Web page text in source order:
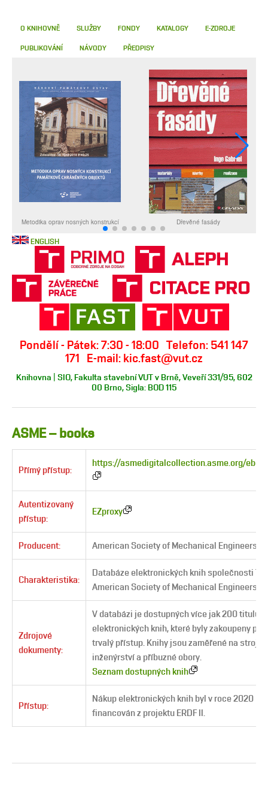
O KNIHOVNĚ SLUŽBY FONDY KATALOGY E-ZDROJE
PUBLIKOVÁNÍ NÁVODY PŘEDPISY
ENGLISH
Pondělí - Pátek: 7:30 - 18:00 Telefon: 541 147
171 E-mail: kic.fast@vut.cz
Knihovna | SIO, Fakulta stavební VUT v Brně, Veveří 331/95, 602
00 Brno, Sigla: BOD 115
ASME – books
Přímý přístup:
https://asmedigitalcollection.asme.org/
Autentizovaný
přístup:
EZproxy
Producent: American Society of Mechanical Engineers
Charakteristika:
Databáze elektronických knih společnosti
American Society of Mechanical Engineers.
Zdrojové
dokumenty:
V databázi je dostupných více jak 200 titulů
elektronických knih, které byly zakoupeny pro
trvalý přístup. Knihy jsou zaměřené na strojní
inženýrství a příbuzné obory.
Seznam dostupných knih
Přístup:
Nákup elektronických knih byl v roce 2020
financován z projektu ERDF II.